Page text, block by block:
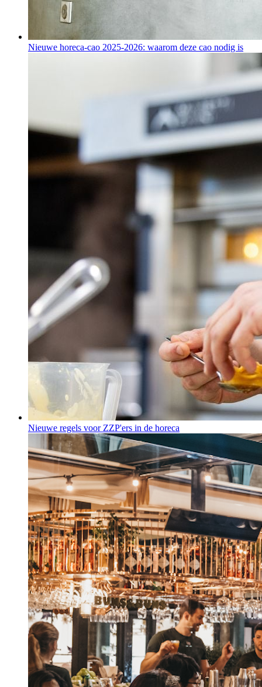
Nieuwe horeca-cao 2025-2026: waarom deze cao nodig is
Nieuwe regels voor ZZP'ers in de horeca